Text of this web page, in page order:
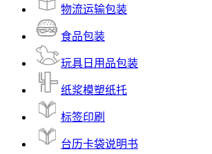
物流运输包装
食品包装
玩具日用品包装
纸浆模塑纸托
标签印刷
台历卡袋说明书